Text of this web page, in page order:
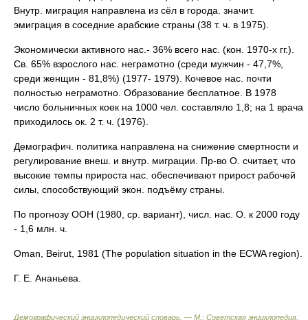
Внутр. миграция направлена из сёл в города. значит.
эмиграция в соседние арабские страны (38 т. ч. в 1975).
Экономически активного нас.- 36% всего нас. (кон. 1970-х гг.).
Св. 65% взрослого нас. неграмотно (среди мужчин - 47,7%,
среди женщин - 81,8%) (1977- 1979). Кочевое нас. почти
полностью неграмотно. Образование бесплатное. В 1978
число больничных коек на 1000 чел. составляло 1,8; на 1 врача
приходилось ок. 2 т. ч. (1976).
Демографич. политика направлена на снижение смертности и
регулирование внеш. и внутр. миграции. Пр-во О. считает, что
высокие темпы прироста нас. обеспечивают прирост рабочей
силы, способствующий экон. подъёму страны.
По прогнозу ООН (1980, ср. вариант), числ. нас. О. к 2000 году
- 1,6 млн. ч.
Oman, Beirut, 1981 (The population situation in the ECWA region).
Г. Е. Ананьева.
Демографический энциклопедический словарь. — М.: Советская энциклопедия